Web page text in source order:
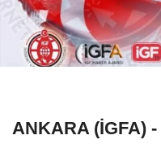
ANKARA (İGFA) -